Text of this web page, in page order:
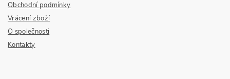
Obchodní podmínky
Vrácení zboží
O společnosti
Kontakty